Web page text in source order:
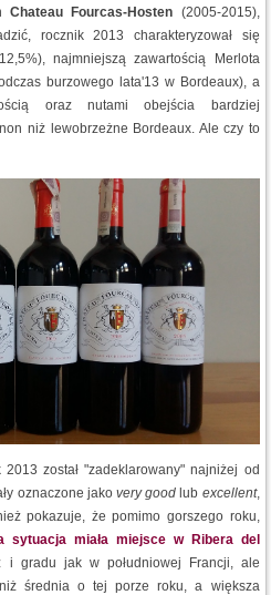
Chateau Fourcas-Hosten (2005-2015),
rocznik 2013 charakteryzował się
najmniejszą zawartością Merlota
burzowego lata'13 w Bordeaux), a
oraz nutami obejścia bardziej
niż lewobrzeżne Bordeaux. Ale czy to
został "zadeklarowany" najniżej od
oznaczone jako very good lub excellent,
pokazuje, że pomimo gorszego roku,
sytuacja miała miejsce w Ribera del
i gradu jak w południowej Francji, ale
średnia o tej porze roku, a większa